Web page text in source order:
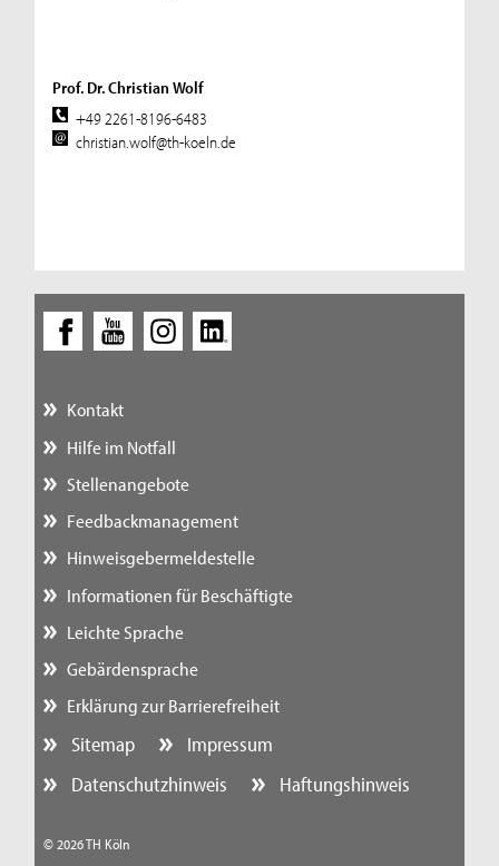
Prof. Dr. Christian Wolf
+49 2261-8196-6483
christian.wolf@th-koeln.de
Kontakt
Hilfe im Notfall
Stellenangebote
Feedbackmanagement
Hinweisgebermeldestelle
Informationen für Beschäftigte
Leichte Sprache
Gebärdensprache
Erklärung zur Barrierefreiheit
Sitemap
Impressum
Datenschutzhinweis
Haftungshinweis
© 2026 TH Köln